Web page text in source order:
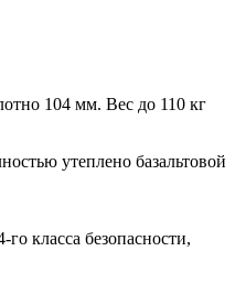
104 мм. Вес до 110 кг
утеплено базальтовой
класса безопасности,